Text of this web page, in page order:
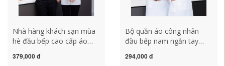
Nhà hàng khách sạn mùa
hè đầu bếp cao cấp áo
lụa băng thoáng khí phần
379,000 đ
Bộ quần áo công nhân
đầu bếp nam ngắn tay
khí cộng phân sau bếp bộ
294,000 đ